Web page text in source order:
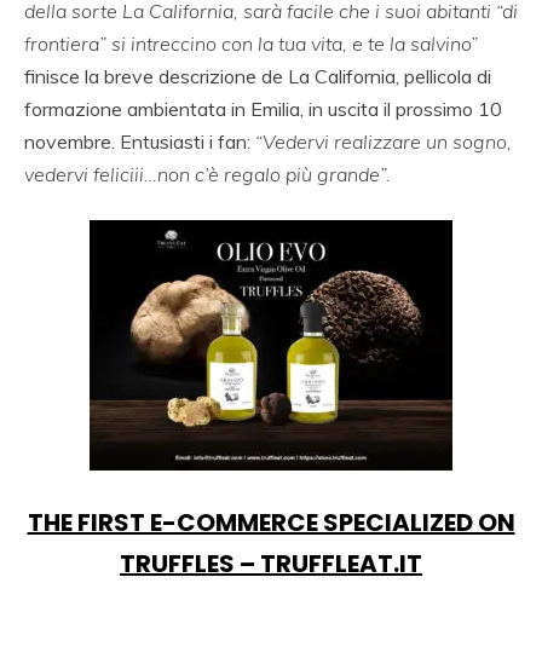
della sorte La California, sarà facile che i suoi abitanti “di
frontiera” si intreccino con la tua vita, e te la salvino”
finisce la breve descrizione de La California, pellicola di
formazione ambientata in Emilia, in uscita il prossimo 10
novembre. Entusiasti i fan: “Vedervi realizzare un sogno,
vedervi feliciii…non c’è regalo più grande”.
THE FIRST E-COMMERCE SPECIALIZED ON
TRUFFLES – TRUFFLEAT.IT